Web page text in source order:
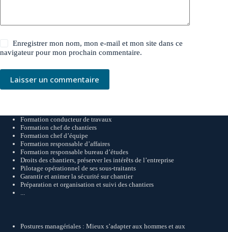
Enregistrer mon nom, mon e-mail et mon site dans ce
navigateur pour mon prochain commentaire.
Laisser un commentaire
Formation conducteur de travaux
Formation chef de chantiers
Formation chef d’équipe
Formation responsable d’affaires
Formation responsable bureau d’études
Droits des chantiers, préserver les intérêts de l’entreprise
Pilotage opérationnel de ses sous-traitants
Garantir et animer la sécurité sur chantier
Préparation et organisation et suivi des chantiers
Postures managériales : Mieux s’adapter aux hommes et aux